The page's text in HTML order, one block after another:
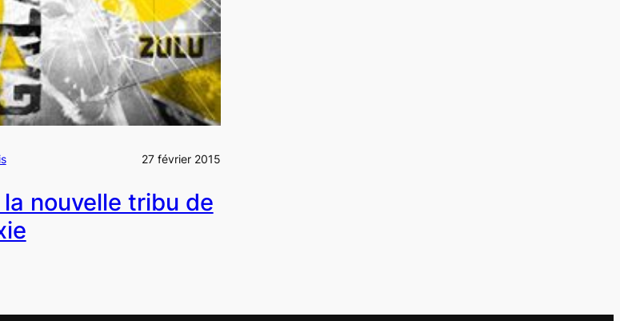
27 février 2015
nouvelle tribu de